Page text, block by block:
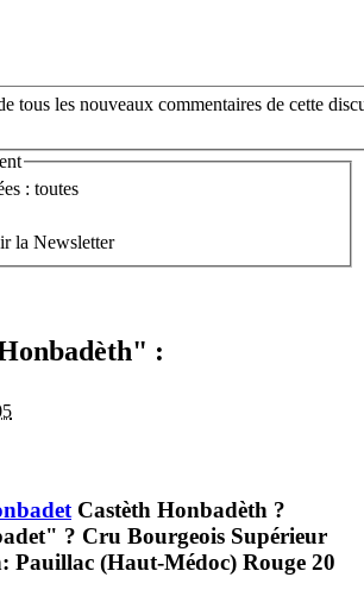
tous les nouveaux commentaires de cette
: toutes
la Newsletter
:
Castèth Honbadèth ?
? Cru Bourgeois Supérieur
Pauillac (Haut-Médoc) Rouge 20